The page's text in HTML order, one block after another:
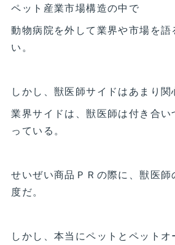
ペット産業市場構造の中で
動物病院を外して業界や市場を語
い。
しかし、獣医師サイドはあまり関
業界サイドは、獣医師は付き合い
っている。
せいぜい商品ＰＲの際に、獣医師
度だ。
しかし、本当にペットとペットオ